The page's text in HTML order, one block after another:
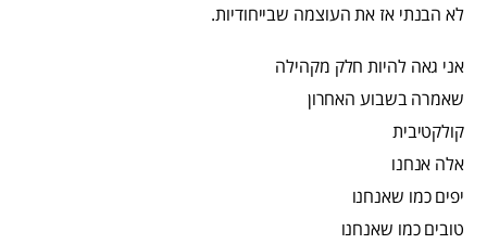
לא הבנתי אז את העוצמה שבייחודיות.
אני גאה להיות חלק מקהילה
שאמרה בשבוע האחרון
קולקטיבית
אלה אנחנו
יפים כמו שאנחנו
טובים כמו שאנחנו